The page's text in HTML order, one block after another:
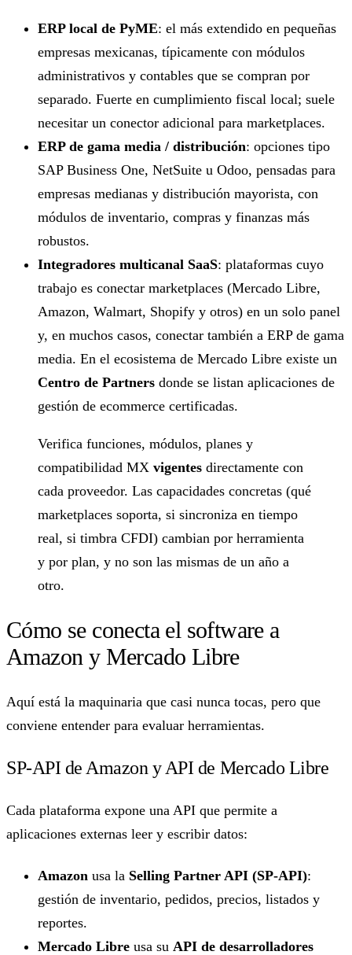
ERP local de PyME: el más extendido en pequeñas
empresas mexicanas, típicamente con módulos
administrativos y contables que se compran por
separado. Fuerte en cumplimiento fiscal local; suele
necesitar un conector adicional para marketplaces.
ERP de gama media / distribución: opciones tipo
SAP Business One, NetSuite u Odoo, pensadas para
empresas medianas y distribución mayorista, con
módulos de inventario, compras y finanzas más
robustos.
Integradores multicanal SaaS: plataformas cuyo
trabajo es conectar marketplaces (Mercado Libre,
Amazon, Walmart, Shopify y otros) en un solo panel
y, en muchos casos, conectar también a ERP de gama
media. En el ecosistema de Mercado Libre existe un
Centro de Partners donde se listan aplicaciones de
gestión de ecommerce certificadas.
Verifica funciones, módulos, planes y
compatibilidad MX vigentes directamente con
cada proveedor. Las capacidades concretas (qué
marketplaces soporta, si sincroniza en tiempo
real, si timbra CFDI) cambian por herramienta
y por plan, y no son las mismas de un año a
otro.
Cómo se conecta el software a
Amazon y Mercado Libre
Aquí está la maquinaria que casi nunca tocas, pero que
conviene entender para evaluar herramientas.
SP-API de Amazon y API de Mercado Libre
Cada plataforma expone una API que permite a
aplicaciones externas leer y escribir datos:
Amazon usa la Selling Partner API (SP-API):
gestión de inventario, pedidos, precios, listados y
reportes.
Mercado Libre usa su API de desarrolladores